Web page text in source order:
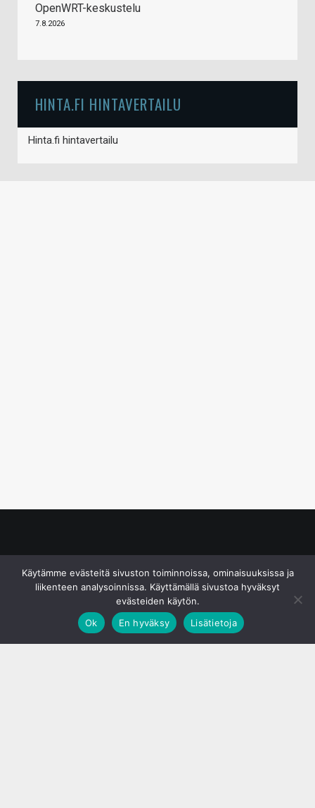
OpenWRT-keskustelu
7.8.2026
HINTA.FI HINTAVERTAILU
Hinta.fi hintavertailu
Käytämme evästeitä sivuston toiminnoissa, ominaisuuksissa ja
liikenteen analysoinnissa. Käyttämällä sivustoa hyväksyt
evästeiden käytön.
Ok
En hyväksy Lisätietoja